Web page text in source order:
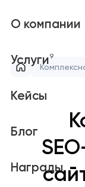
О компании
Услуги9
Кейсы
Блог
Награды